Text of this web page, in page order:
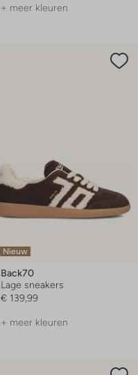
+ meer kleuren
Nieuw
Back70
Lage sneakers
€ 139,99
+ meer kleuren